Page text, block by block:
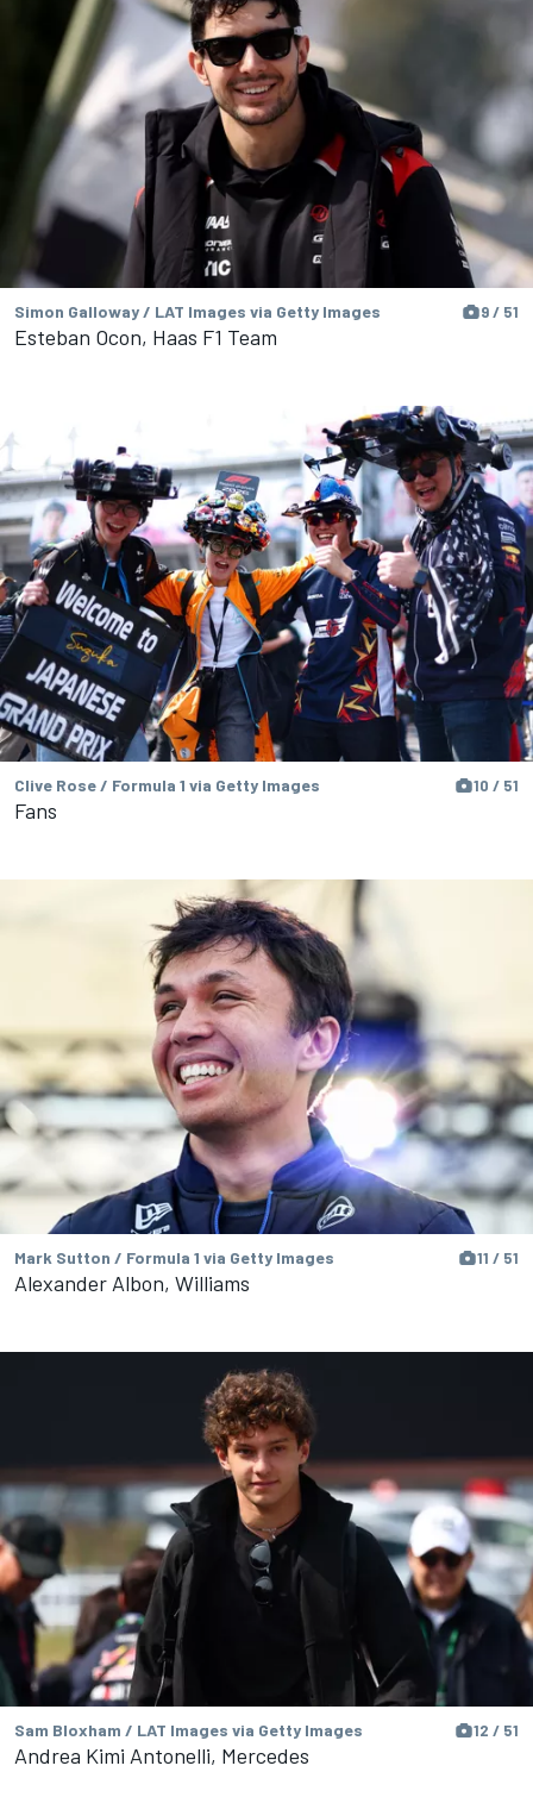
Simon Galloway / LAT Images via Getty Images 9 / 51
Esteban Ocon, Haas F1 Team
Clive Rose / Formula 1 via Getty Images 10 / 51
Fans
Mark Sutton / Formula 1 via Getty Images 11 / 51
Alexander Albon, Williams
Sam Bloxham / LAT Images via Getty Images 12 / 51
Andrea Kimi Antonelli, Mercedes